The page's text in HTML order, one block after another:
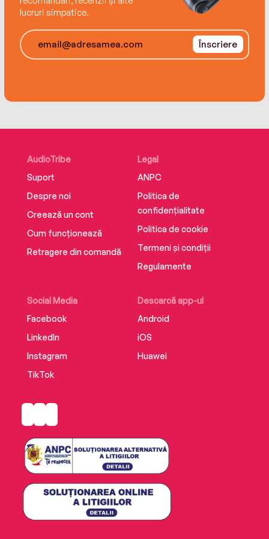
lucruri simpatice.
Înscriere
AudioTribe
Suport
Despre noi
Creează un cont
Cum funcționează
Retragere din comandă
Social Media
Facebook
LinkedIn
Instagram
TikTok
Descarcă app-ul
Android
iOS
Huawei
Legal
ANPC
Politica de
confidențialitate
Politica de cookie
Termeni și condiții
Regulamente